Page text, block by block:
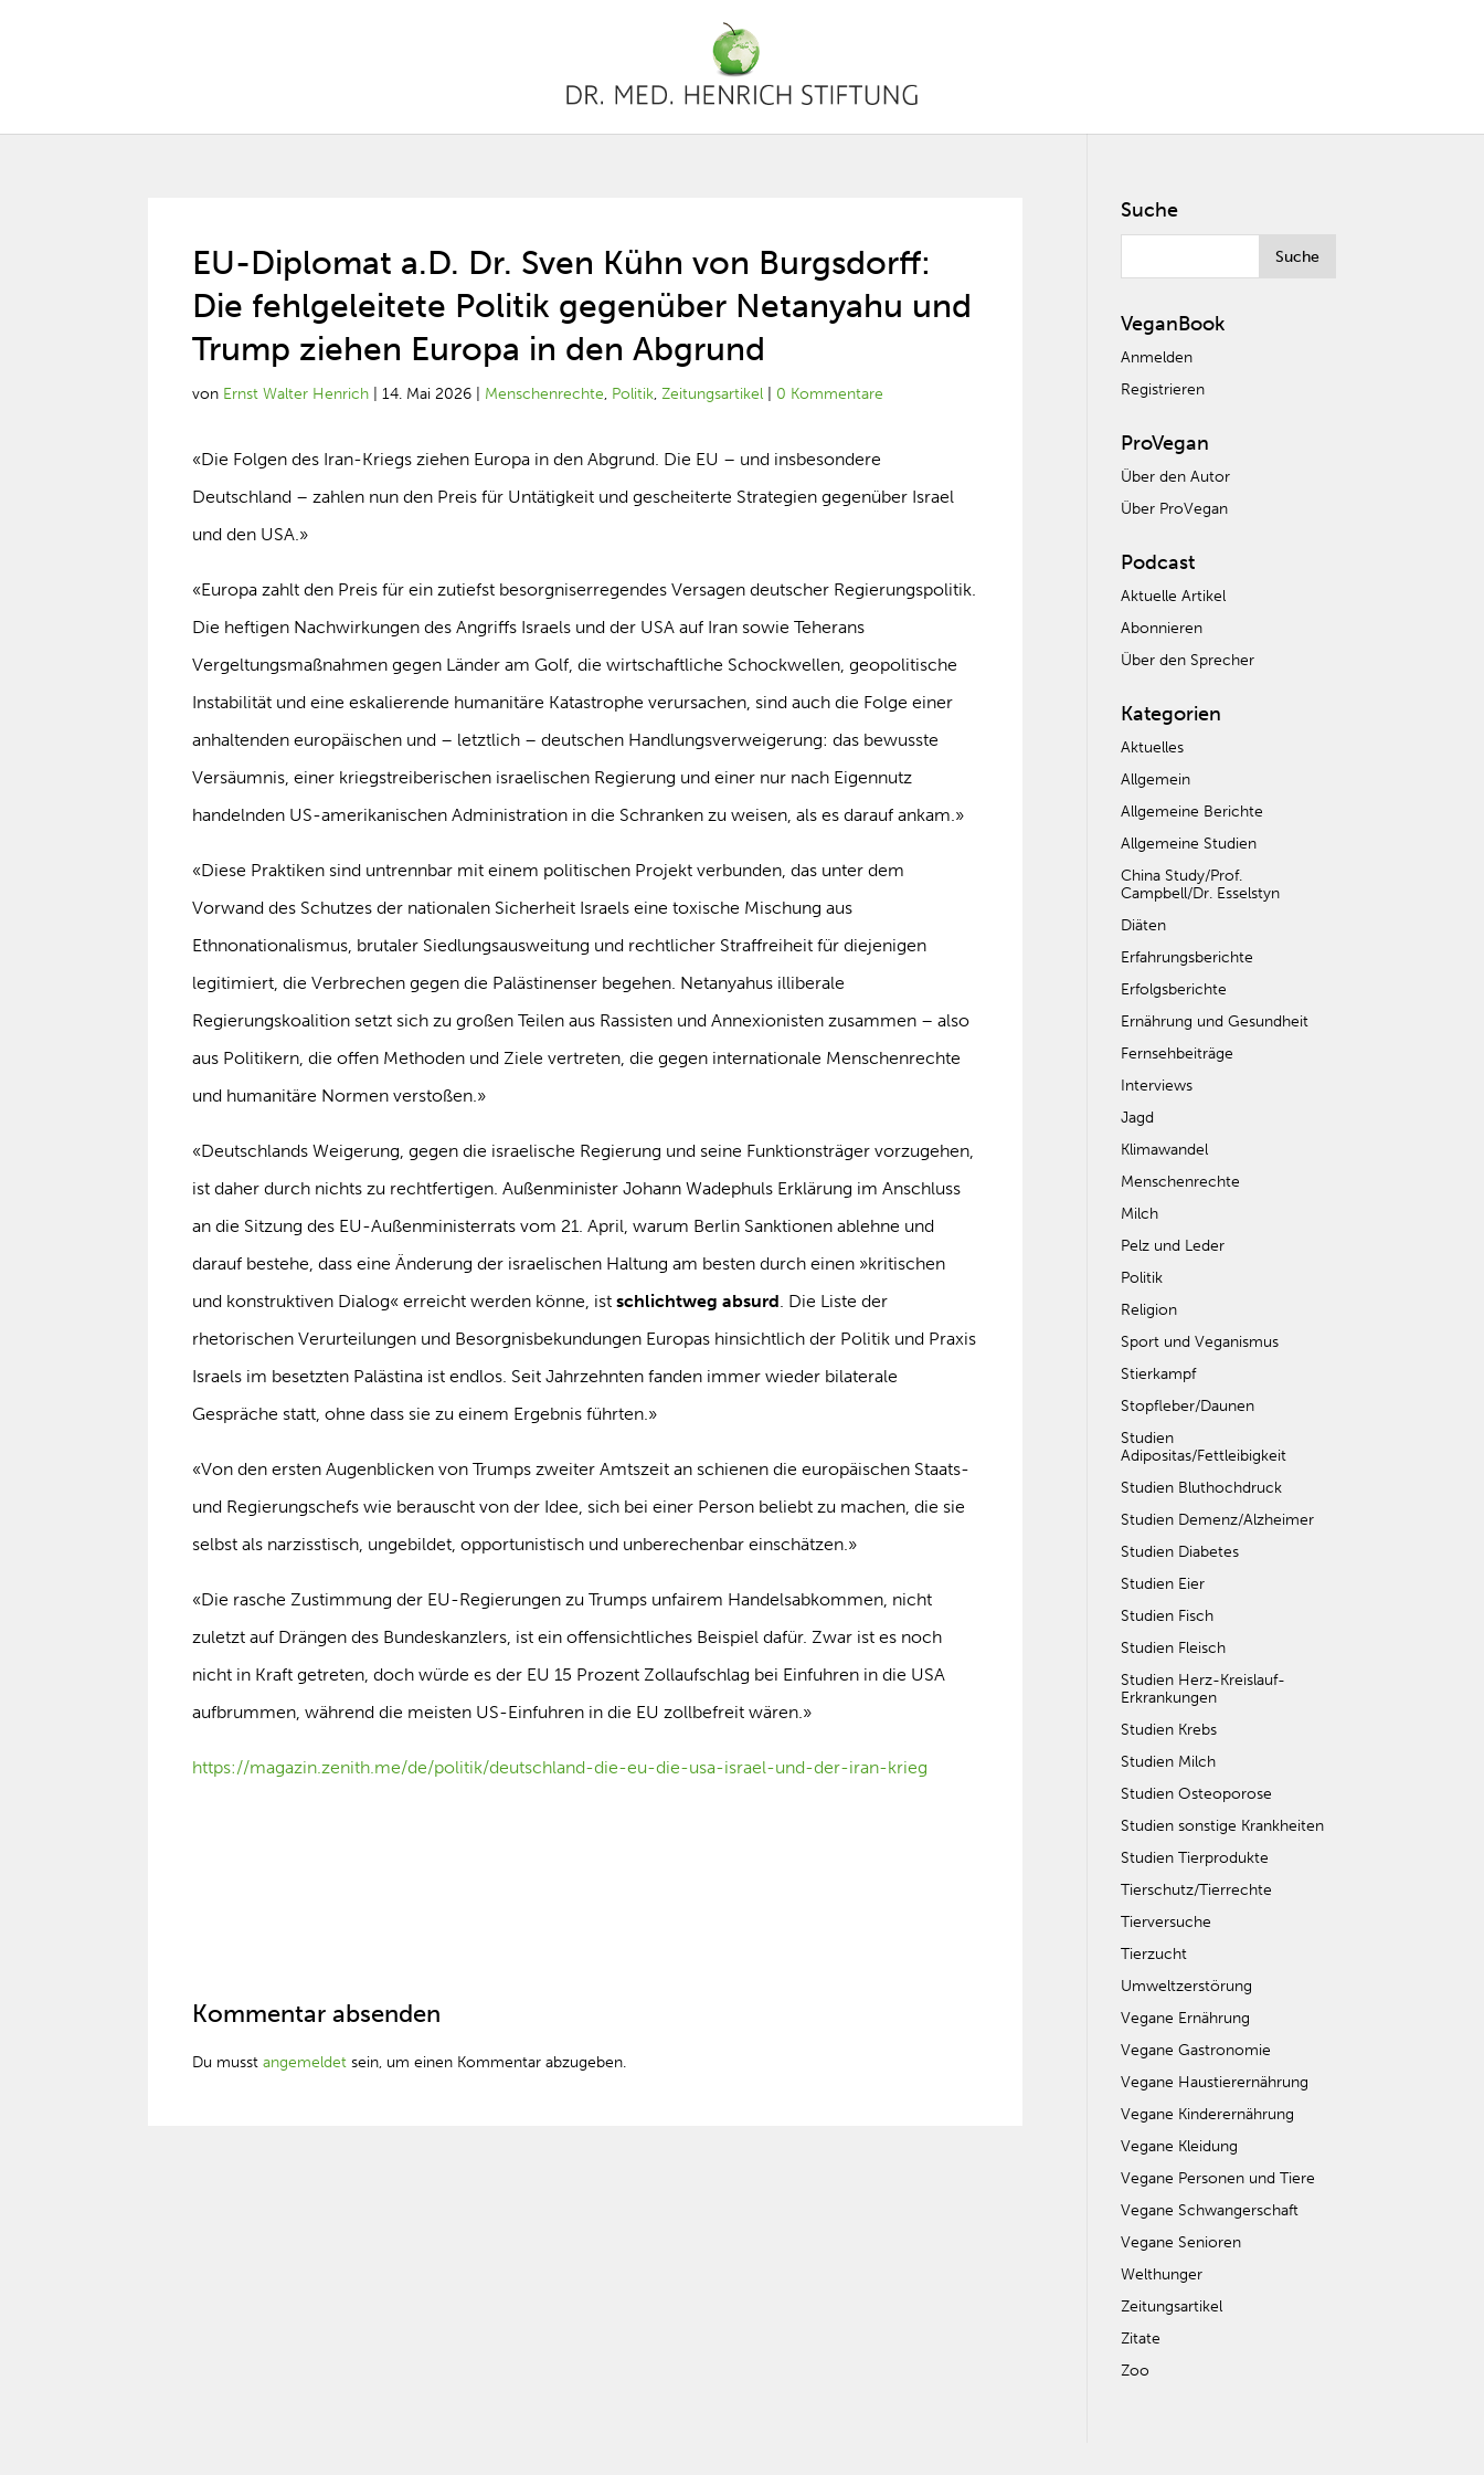
EU-Diplomat a.D. Dr. Sven Kühn von Burgsdorff:
Die fehlgeleitete Politik gegenüber Netanyahu und
Trump ziehen Europa in den Abgrund
von Ernst Walter Henrich |14. Mai 2026 Menschenrechte, Politik,Zeitungsartikel 0 Kommentare
«Die Folgen des Iran-Kriegs ziehen Europa in den Abgrund. Die EU – und insbesondere
Deutschland – zahlen nun den Preis für Untätigkeit und gescheiterte Strategien gegenüber Israel
und den USA.»
«Europa zahlt den Preis für ein zutiefst besorgniserregendes Versagen deutscher Regierungspolitik.
Die heftigen Nachwirkungen des Angriffs Israels und der USA auf Iran sowie Teherans
Vergeltungsmaßnahmen gegen Länder am Golf, die wirtschaftliche Schockwellen, geopolitische
Instabilität und eine eskalierende humanitäre Katastrophe verursachen, sind auch die Folge einer
anhaltenden europäischen und – letztlich – deutschen Handlungsverweigerung: das bewusste
Versäumnis, einer kriegstreiberischen israelischen Regierung und einer nur nach Eigennutz
handelnden US-amerikanischen Administration in die Schranken zu weisen, als es darauf ankam.»
«Diese Praktiken sind untrennbar mit einem politischen Projekt verbunden, das unter dem
Vorwand des Schutzes der nationalen Sicherheit Israels eine toxische Mischung aus
Ethnonationalismus, brutaler Siedlungsausweitung und rechtlicher Straffreiheit für diejenigen
legitimiert, die Verbrechen gegen die Palästinenser begehen. Netanyahus illiberale
Regierungskoalition setzt sich zu großen Teilen aus Rassisten und Annexionisten zusammen – also
aus Politikern, die offen Methoden und Ziele vertreten, die gegen internationale Menschenrechte
und humanitäre Normen verstoßen.»
«Deutschlands Weigerung, gegen die israelische Regierung und seine Funktionsträger vorzugehen,
ist daher durch nichts zu rechtfertigen. Außenminister Johann Wadephuls Erklärung im Anschluss
an die Sitzung des EU-Außenministerrats vom 21. April, warum Berlin Sanktionen ablehne und
darauf bestehe, dass eine Änderung der israelischen Haltung am besten durch einen »kritischen
und konstruktiven Dialog« erreicht werden könne, istschlichtweg absurd. Die Liste der
rhetorischen Verurteilungen und Besorgnisbekundungen Europas hinsichtlich der Politik und Praxis
Israels im besetzten Palästina ist endlos. Seit Jahrzehnten fanden immer wieder bilaterale
Gespräche statt, ohne dass sie zu einem Ergebnis führten.»
«Von den ersten Augenblicken von Trumps zweiter Amtszeit an schienen die europäischen Staats-
und Regierungschefs wie berauscht von der Idee, sich bei einer Person beliebt zu machen, die sie
selbst als narzisstisch, ungebildet, opportunistisch und unberechenbar einschätzen.»
«Die rasche Zustimmung der EU-Regierungen zu Trumps unfairem Handelsabkommen, nicht
zuletzt auf Drängen des Bundeskanzlers, ist ein offensichtliches Beispiel dafür. Zwar ist es noch
nicht in Kraft getreten, doch würde es der EU 15 Prozent Zollaufschlag bei Einfuhren in die USA
aufbrummen, während die meisten US-Einfuhren in die EU zollbefreit wären.»
https://magazin.zenith.me/de/politik/deutschland-die-eu-die-usa-israel-und-der-iran-krieg
Kommentar absenden
Du musstangemeldet sein, um einen Kommentar abzugeben.
Suche
VeganBook
Anmelden
Registrieren
ProVegan
Über den Autor
Über ProVegan
Podcast
Aktuelle Artikel
Abonnieren
Über den Sprecher
Kategorien
Aktuelles
Allgemein
Allgemeine Berichte
Allgemeine Studien
China Study/Prof.
Campbell/Dr. Esselstyn
Diäten
Erfahrungsberichte
Erfolgsberichte
Ernährung und Gesundheit
Fernsehbeiträge
Interviews
Jagd
Klimawandel
Menschenrechte
Milch
Pelz und Leder
Politik
Religion
Sport und Veganismus
Stierkampf
Stopfleber/Daunen
Studien
Adipositas/Fettleibigkeit
Studien Bluthochdruck
Studien Demenz/Alzheimer
Studien Diabetes
Studien Eier
Studien Fisch
Studien Fleisch
Studien Herz-Kreislauf-
Erkrankungen
Studien Krebs
Studien Milch
Studien Osteoporose
Studien sonstige Krankheiten
Studien Tierprodukte
Tierschutz/Tierrechte
Tierversuche
Tierzucht
Umweltzerstörung
Vegane Ernährung
Vegane Gastronomie
Vegane Haustierernährung
Vegane Kinderernährung
Vegane Kleidung
Vegane Personen und Tiere
Vegane Schwangerschaft
Vegane Senioren
Welthunger
Zeitungsartikel
Zitate
Zoo